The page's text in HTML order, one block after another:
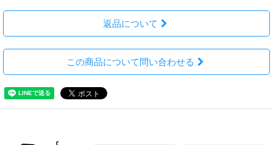
返品について
この商品について問い合わせる